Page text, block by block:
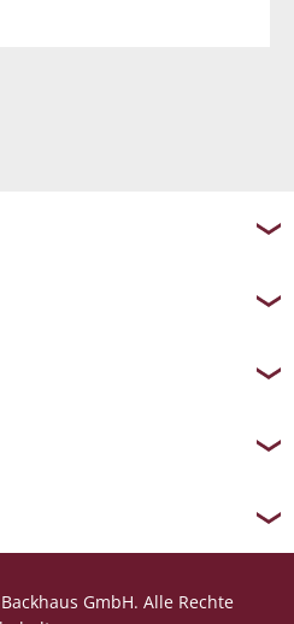
GmbH. Alle Rechte